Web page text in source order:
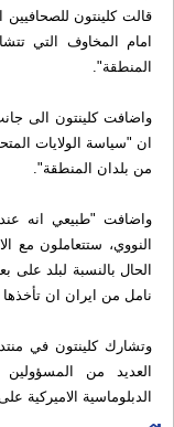
قالت كلينتون
امام المخاوف التي
المنطقة".
واضافت كلينتون الى
ان "سياسة الولايات
من بلدان المنطقة".
واضافت "طبيعي انه
النووي، ستتعاملون مع
الحال بالنسبة لبلد على
نامل من ايران ان
وتشارك كلينتون في
العديد من
الدبلوماسية الاميركية